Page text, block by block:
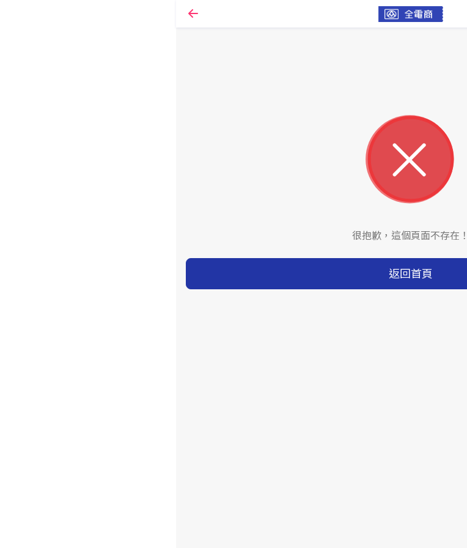
很抱歉，這個頁面不存在！
返回首頁